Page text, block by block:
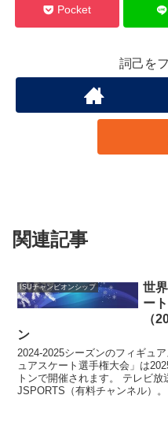
Pocket
詞己を
関連記事
ISUチャンピオンシップ
世
ー
（
ン
2024-2025シーズンのフィギュ
ュアスケート選手権大会」は
トンで開催されます。 テレビ
JSPORTS（有料チャンネル）